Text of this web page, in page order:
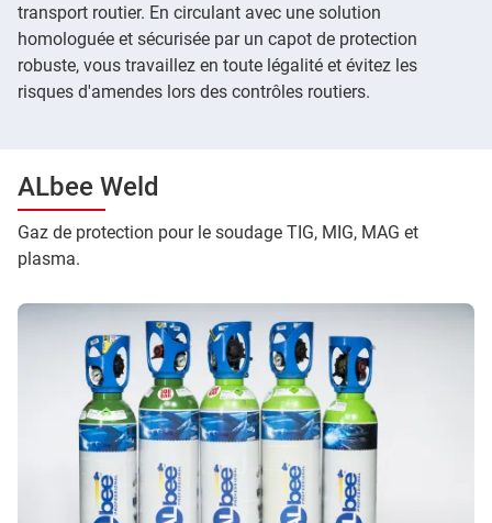
transport routier. En circulant avec une solution
homologuée et sécurisée par un capot de protection
robuste, vous travaillez en toute légalité et évitez les
risques d'amendes lors des contrôles routiers.
ALbee Weld
Gaz de protection pour le soudage TIG, MIG, MAG et
plasma.